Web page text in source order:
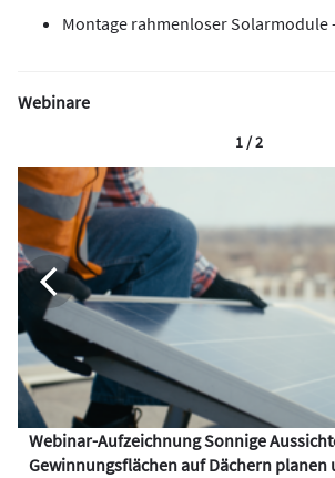
Montage rahmenloser Solarmodule
Webinare
Webinar-Aufzeichnung Sonnige
Gewinnungsflächen auf Dächern
1 / 2